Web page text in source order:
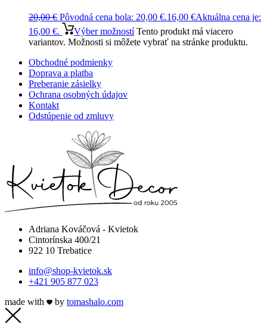
20,00€ Pôvodná cena bola: 20,00 €.16,00 €Aktuálna cena je:
16,00 €.
Výber možností Tento produkt má viacero
variantov. Možnosti si môžete vybrať na stránke produktu.
Obchodné podmienky
Doprava a platba
Preberanie zásielky
Ochrana osobných údajov
Kontakt
Odstúpenie od zmluvy
Adriana Kováčová - Kvietok
Cintorínska 400/21
922 10 Trebatice
info@shop-kvietok.sk
+421 905 877 023
made with
by tomashalo.com